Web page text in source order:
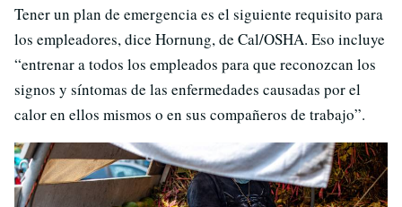
Tener un plan de emergencia es el siguiente requisito para
los empleadores, dice Hornung, de Cal/OSHA. Eso incluye
“entrenar a todos los empleados para que reconozcan los
signos y síntomas de las enfermedades causadas por el
calor en ellos mismos o en sus compañeros de trabajo”.